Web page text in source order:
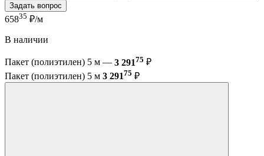
Задать вопрос
65835 ₽/м
В наличии
Пакет (полиэтилен) 5 м — 3 29175 ₽
Пакет (полиэтилен) 5 м 3 29175 ₽